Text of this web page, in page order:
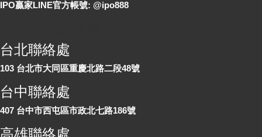
IPO贏家LINE官方帳號: @ipo888
台北聯絡處
103 台北市大同區重慶北路二段48號
台中聯絡處
407 台中市西屯區市政北七路186號
高雄聯絡處